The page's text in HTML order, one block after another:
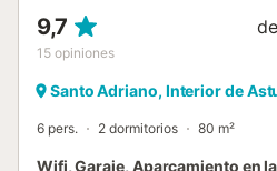
9,7
15 opiniones
Santo Adriano, Interior de
6 pers. 2 dormitorios 80 m²
Wifi, Garaje, Aparcamiento en